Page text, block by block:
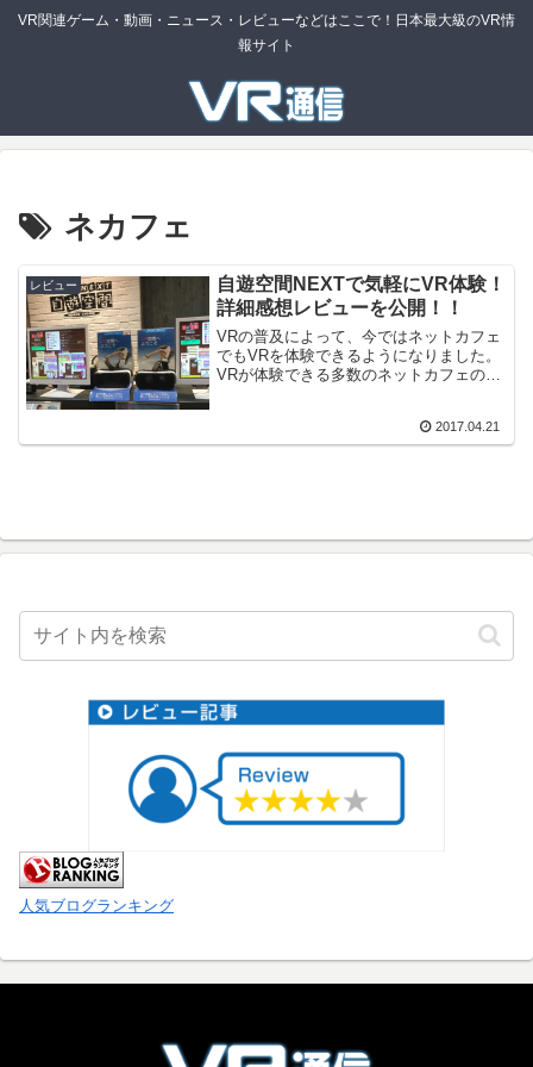
VR関連ゲーム・動画・ニュース・レビューなどはここで！日本最大級のVR情
報サイト
ネカフェ
レビュー
自遊空間NEXTで気軽にVR体験！
詳細感想レビューを公開！！
VRの普及によって、今ではネットカフェ
でもVRを体験できるようになりました。
VRが体験できる多数のネットカフェの中
NEXT蒲田西口店」が人気の秘密VRが体
験できるネッ...
2017.04.21
人気ブログランキング